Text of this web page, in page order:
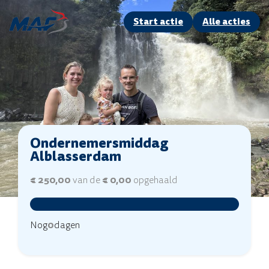
Start actie Alle acties
Ondernemersmiddag
Alblasserdam
€ 250,00van de€ 0,00 opgehaald
Nog0dagen